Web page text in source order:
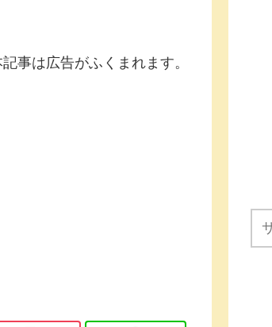
事は広告がふくまれます。